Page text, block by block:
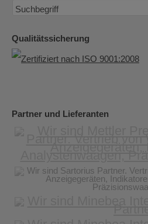
Qualitätssicherung
Partner und Lieferanten